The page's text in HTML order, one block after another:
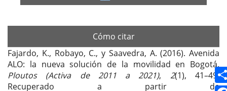
Cómo citar
Fajardo, K., Robayo, C., y Saavedra, A. (2016). Avenida
ALO: la nueva solución de la movilidad en Bogotá.
Ploutos (Activa de 2011 a 2021), 2(1), 41–49.
Recuperado a partir de